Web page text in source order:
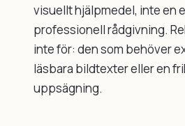
visuellt hjälpmedel, inte en
professionell rådgivning.
inte för: den som behöver
läsbara bildtexter eller en
uppsägning.